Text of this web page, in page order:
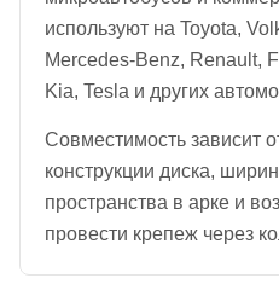
используют на Toyota,
Mercedes-Benz, Renault,
Kia, Tesla и других
Совместимость зависит
конструкции диска,
пространства в арке и
провести крепеж через